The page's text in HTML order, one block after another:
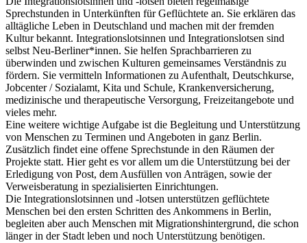
Sprechstunden in Unterkünften für Geflüchtete an. Sie erklären das
alltägliche Leben in Deutschland und machen mit der fremden
Kultur bekannt. Integrationslotsinnen und Integrationslotsen sind
selbst Neu-Berliner*innen. Sie helfen Sprachbarrieren zu
überwinden und zwischen Kulturen gemeinsames Verständnis zu
fördern. Sie vermitteln Informationen zu Aufenthalt, Deutschkurse,
Jobcenter / Sozialamt, Kita und Schule, Krankenversicherung,
medizinische und therapeutische Versorgung, Freizeitangebote und
vieles mehr.
Eine weitere wichtige Aufgabe ist die Begleitung und Unterstützung
von Menschen zu Terminen und Angeboten in ganz Berlin.
Zusätzlich findet eine offene Sprechstunde in den Räumen der
Projekte statt. Hier geht es vor allem um die Unterstützung bei der
Erledigung von Post, dem Ausfüllen von Anträgen, sowie der
Verweisberatung in spezialisierten Einrichtungen.
Die Integrationslotsinnen und -lotsen unterstützen geflüchtete
Menschen bei den ersten Schritten des Ankommens in Berlin,
begleiten aber auch Menschen mit Migrationshintergrund, die schon
länger in der Stadt leben und noch Unterstützung benötigen.